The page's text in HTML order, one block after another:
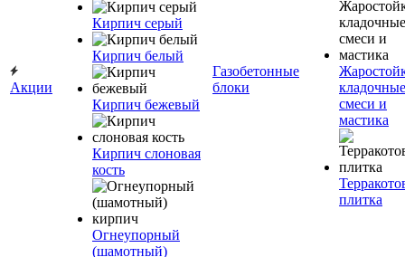
Акции
Кирпич серый
Кирпич белый
Кирпич бежевый
Кирпич слоновая
кость
Огнеупорный
(шамотный)
Газобетонные
блоки
кладочные
смеси и
мастика
плитка